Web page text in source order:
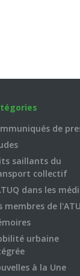
de
saillants du
collectif
dans les
membres de
urbaine
à la Une